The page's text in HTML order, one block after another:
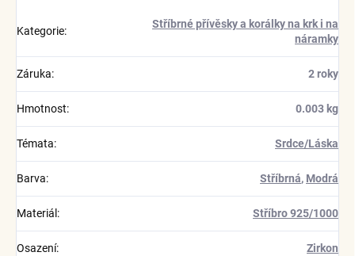
Kategorie:
Stříbrné přívěsky a korálky na krk i na
náramky
Záruka: 2 roky
Hmotnost: 0.003 kg
Témata: Srdce/Láska
Barva: Stříbrná, Modrá
Materiál : Stříbro 925/1000
Osazení: Zirkon